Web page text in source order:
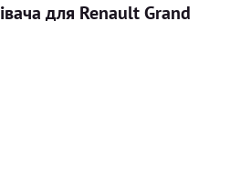
для Renault Grand